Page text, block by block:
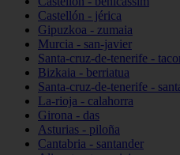
Castellón - jérica
Gipuzkoa - zumaia
Murcia - san-javier
Santa-cruz-de-tenerife -
Bizkaia - berriatua
Santa-cruz-de-tenerife -
La-rioja - calahorra
Girona - das
Asturias - piloña
Cantabria - santander